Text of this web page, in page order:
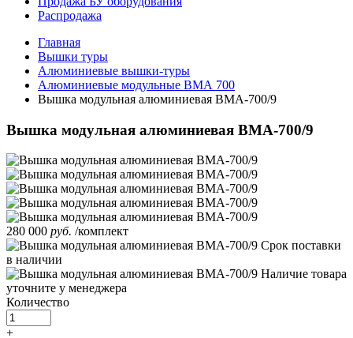
Распродажа
Главная
Вышки туры
Алюминиевые вышки-туры
Алюминиевые модульные ВМА 700
Вышка модульная алюминиевая ВМА-700/9
Вышка модульная алюминиевая ВМА-700/9
280 000 руб. /комплект
Срок поставки
в наличии
Наличие товара
уточните у менеджера
Количество
+